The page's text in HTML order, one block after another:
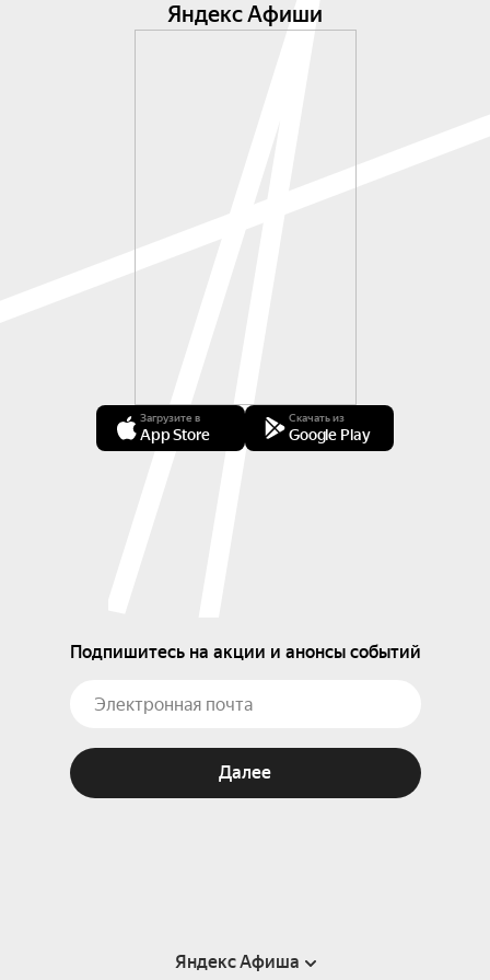
Яндекс Афиши
Загрузите в
App Store
Скачать из
Google Play
Подпишитесь на акции и анонсы событий
Далее
Яндекс Афиша